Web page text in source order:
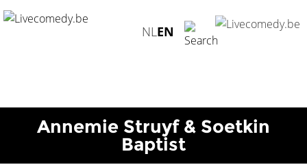
NL EN
Annemie Struyf & Soetkin Baptist">
Annemie Struyf & Soetkin
Baptist